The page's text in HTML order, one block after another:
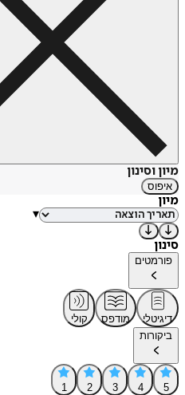
מיון וסינון
איפוס
מיון
▾
סינון
פורמטים
דיגיטלי מודפס
קולי
ביקורות
5
4
3
2
1